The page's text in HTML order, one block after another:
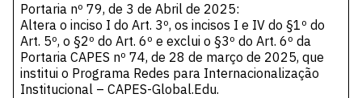
Portaria nº 79, de 3 de Abril de 2025:
Altera o inciso I do Art. 3º, os incisos I e IV do §1º do
Art. 5º, o §2º do Art. 6º e exclui o §3º do Art. 6º da
Portaria CAPES nº 74, de 28 de março de 2025, que
institui o Programa Redes para Internacionalização
Institucional – CAPES-Global.Edu.